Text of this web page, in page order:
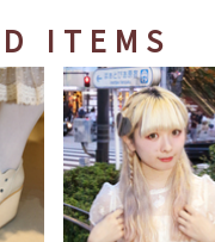
ITEMS